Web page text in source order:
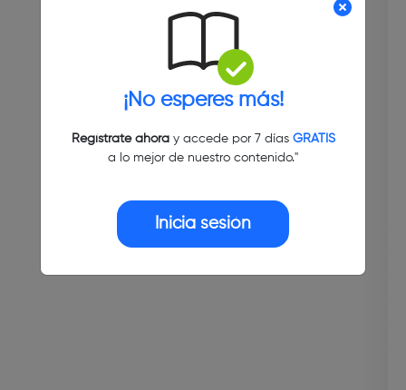
¡No esperes más!
Regístrate ahoray accede por 7 días GRATIS
a lo mejor de nuestro contenido."
Inicia sesión